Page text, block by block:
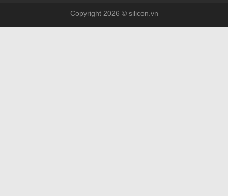
Copyright 2026 © silicon.vn